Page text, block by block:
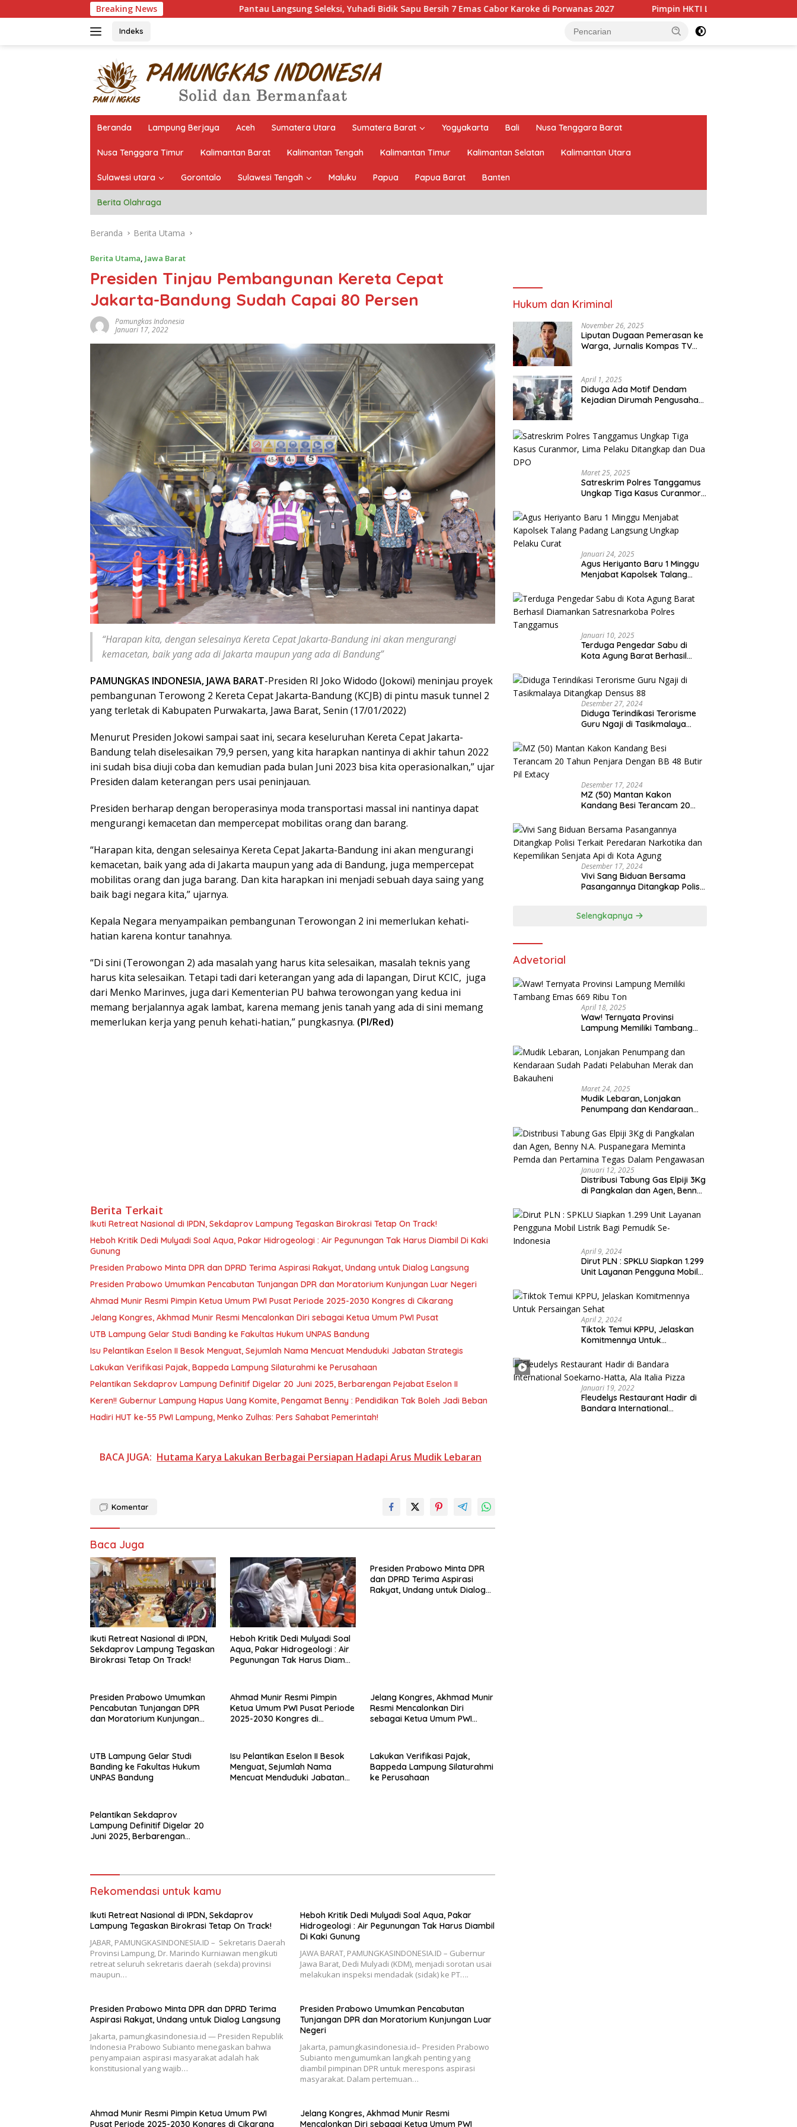
ke
Breaking News Pantau Langsung Seleksi, Yuhadi Bidik Sapu Bersih 7 Emas Cabor Karoke di Porwanas 2027 Pimpin HKTI Lampung, Mirza Targetkan Program
Indeks
Beranda Lampung Berjaya Aceh Sumatera Utara Sumatera Barat Yogyakarta Bali Nusa Tenggara Barat
Nusa Tenggara Timur Kalimantan Barat Kalimantan Tengah Kalimantan Timur Kalimantan Selatan Kalimantan Utara
Sulawesi utara Gorontalo Sulawesi Tengah Maluku Papua Papua Barat Banten
Berita Olahraga
Beranda Berita Utama
Berita Utama, Jawa Barat
Presiden Tinjau Pembangunan Kereta Cepat
Jakarta-Bandung Sudah Capai 80 Persen
Pamungkas Indonesia
Januari 17, 2022
“Harapan kita, dengan selesainya Kereta Cepat Jakarta-Bandung ini akan mengurangi
kemacetan, baik yang ada di Jakarta maupun yang ada di Bandung”
PAMUNGKAS INDONESIA, JAWA BARAT-Presiden RI Joko Widodo (Jokowi) meninjau proyek
pembangunan Terowong 2 Kereta Cepat Jakarta-Bandung (KCJB) di pintu masuk tunnel 2
yang terletak di Kabupaten Purwakarta, Jawa Barat, Senin (17/01/2022)
Menurut Presiden Jokowi sampai saat ini, secara keseluruhan Kereta Cepat Jakarta-
Bandung telah diselesaikan 79,9 persen, yang kita harapkan nantinya di akhir tahun 2022
ini sudah bisa diuji coba dan kemudian pada bulan Juni 2023 bisa kita operasionalkan,” ujar
Presiden dalam keterangan pers usai peninjauan.
Presiden berharap dengan beroperasinya moda transportasi massal ini nantinya dapat
mengurangi kemacetan dan mempercepat mobilitas orang dan barang.
“Harapan kita, dengan selesainya Kereta Cepat Jakarta-Bandung ini akan mengurangi
kemacetan, baik yang ada di Jakarta maupun yang ada di Bandung, juga mempercepat
mobilitas orang dan juga barang. Dan kita harapkan ini menjadi sebuah daya saing yang
baik bagi negara kita,” ujarnya.
Kepala Negara menyampaikan pembangunan Terowongan 2 ini memerlukan kehati-
hatian karena kontur tanahnya.
“Di sini (Terowongan 2) ada masalah yang harus kita selesaikan, masalah teknis yang
harus kita selesaikan. Tetapi tadi dari keterangan yang ada di lapangan, Dirut KCIC, juga
dari Menko Marinves, juga dari Kementerian PU bahwa terowongan yang kedua ini
memang berjalannya agak lambat, karena memang jenis tanah yang ada di sini memang
memerlukan kerja yang penuh kehati-hatian,” pungkasnya. (PI/Red)
Berita Terkait
Ikuti Retreat Nasional di IPDN, Sekdaprov Lampung Tegaskan Birokrasi Tetap On Track!
Heboh Kritik Dedi Mulyadi Soal Aqua, Pakar Hidrogeologi : Air Pegunungan Tak Harus Diambil Di Kaki
Gunung
Presiden Prabowo Minta DPR dan DPRD Terima Aspirasi Rakyat, Undang untuk Dialog Langsung
Presiden Prabowo Umumkan Pencabutan Tunjangan DPR dan Moratorium Kunjungan Luar Negeri
Ahmad Munir Resmi Pimpin Ketua Umum PWI Pusat Periode 2025-2030 Kongres di Cikarang
Jelang Kongres, Akhmad Munir Resmi Mencalonkan Diri sebagai Ketua Umum PWI Pusat
UTB Lampung Gelar Studi Banding ke Fakultas Hukum UNPAS Bandung
Isu Pelantikan Eselon II Besok Menguat, Sejumlah Nama Mencuat Menduduki Jabatan Strategis
Lakukan Verifikasi Pajak, Bappeda Lampung Silaturahmi ke Perusahaan
Pelantikan Sekdaprov Lampung Definitif Digelar 20 Juni 2025, Berbarengan Pejabat Eselon II
Keren!! Gubernur Lampung Hapus Uang Komite, Pengamat Benny : Pendidikan Tak Boleh Jadi Beban
Hadiri HUT ke-55 PWI Lampung, Menko Zulhas: Pers Sahabat Pemerintah!
BACA JUGA: Hutama Karya Lakukan Berbagai Persiapan Hadapi Arus Mudik Lebaran
Komentar
Baca Juga
Ikuti Retreat Nasional di IPDN,
Sekdaprov Lampung Tegaskan
Birokrasi Tetap On Track!
Heboh Kritik Dedi Mulyadi Soal
Aqua, Pakar Hidrogeologi : Air
Pegunungan Tak Harus Diambil
Presiden Prabowo Minta DPR
dan DPRD Terima Aspirasi
Rakyat, Undang untuk Dialog
Presiden Prabowo Umumkan
Pencabutan Tunjangan DPR
dan Moratorium Kunjungan
Ahmad Munir Resmi Pimpin
Ketua Umum PWI Pusat Periode
2025-2030 Kongres di
Jelang Kongres, Akhmad Munir
Resmi Mencalonkan Diri
sebagai Ketua Umum PWI
UTB Lampung Gelar Studi
Banding ke Fakultas Hukum
UNPAS Bandung
Isu Pelantikan Eselon II Besok
Menguat, Sejumlah Nama
Mencuat Menduduki Jabatan
Lakukan Verifikasi Pajak,
Bappeda Lampung Silaturahmi
ke Perusahaan
Pelantikan Sekdaprov
Lampung Definitif Digelar 20
Juni 2025, Berbarengan
Rekomendasi untuk kamu
Ikuti Retreat Nasional di IPDN, Sekdaprov
Lampung Tegaskan Birokrasi Tetap On Track!
JABAR, PAMUNGKASINDONESIA.ID – Sekretaris Daerah
Provinsi Lampung, Dr. Marindo Kurniawan mengikuti
retreat seluruh sekretaris daerah (sekda) provinsi
maupun…
Heboh Kritik Dedi Mulyadi Soal Aqua, Pakar
Hidrogeologi : Air Pegunungan Tak Harus Diambil
Di Kaki Gunung
JAWA BARAT, PAMUNGKASINDONESIA.ID – Gubernur
Jawa Barat, Dedi Mulyadi (KDM), menjadi sorotan usai
melakukan inspeksi mendadak (sidak) ke PT….
Presiden Prabowo Minta DPR dan DPRD Terima
Aspirasi Rakyat, Undang untuk Dialog Langsung
Jakarta, pamungkasindonesia.id — Presiden Republik
Indonesia Prabowo Subianto menegaskan bahwa
penyampaian aspirasi masyarakat adalah hak
konstitusional yang wajib…
Presiden Prabowo Umumkan Pencabutan
Tunjangan DPR dan Moratorium Kunjungan Luar
Negeri
Jakarta, pamungkasindonesia.id– Presiden Prabowo
Subianto mengumumkan langkah penting yang
diambil pimpinan DPR untuk merespons aspirasi
masyarakat. Dalam pertemuan…
Ahmad Munir Resmi Pimpin Ketua Umum PWI
Pusat Periode 2025-2030 Kongres di Cikarang
Jelang Kongres, Akhmad Munir Resmi
Mencalonkan Diri sebagai Ketua Umum PWI
Hukum dan Kriminal
November 26, 2025
Liputan Dugaan Pemerasan ke
Warga, Jurnalis Kompas TV
April 1, 2025
Diduga Ada Motif Dendam
Kejadian Dirumah Pengusaha
Maret 25, 2025
Satreskrim Polres Tanggamus
Ungkap Tiga Kasus Curanmor,
Dua DPO
Januari 24, 2025
Agus Heriyanto Baru 1 Minggu
Menjabat Kapolsek Talang
Pelaku Curat
Januari 10, 2025
Terduga Pengedar Sabu di
Kota Agung Barat Berhasil
Polres Tanggamus
Desember 27, 2024
Diduga Terindikasi Terorisme
Guru Ngaji di Tasikmalaya
Desember 17, 2024
MZ (50) Mantan Kakon
Kandang Besi Terancam 20
Butir Pil Extacy
Desember 17, 2024
Vivi Sang Biduan Bersama
Pasangannya Ditangkap Polisi
Kota Agung
Selengkapnya
Advetorial
April 18, 2025
Waw! Ternyata Provinsi
Lampung Memiliki Tambang
Maret 24, 2025
Mudik Lebaran, Lonjakan
Penumpang dan Kendaraan
dan Bakauheni
Januari 12, 2025
Distribusi Tabung Gas Elpiji 3Kg
di Pangkalan dan Agen, Benny
Pemda dan Pertamina Tegas
Dalam Pengawasan
April 9, 2024
Dirut PLN : SPKLU Siapkan 1.299
Unit Layanan Pengguna Mobil
Indonesia
April 2, 2024
Tiktok Temui KPPU, Jelaskan
Komitmennya Untuk
Januari 19, 2022
Fleudelys Restaurant Hadir di
Bandara International